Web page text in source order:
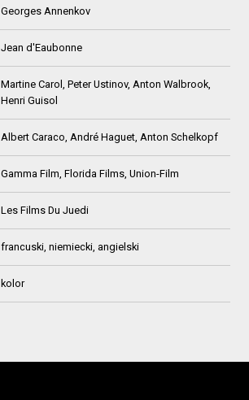
Georges Annenkov
Jean d'Eaubonne
Martine Carol, Peter Ustinov, Anton Walbrook,
Henri Guisol
Albert Caraco, André Haguet, Anton Schelkopf
Gamma Film, Florida Films, Union-Film
Les Films Du Juedi
francuski, niemiecki, angielski
kolor